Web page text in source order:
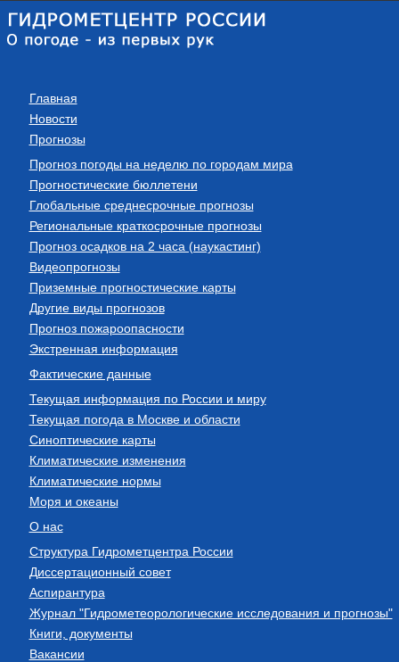
Главная
Новости
Прогнозы
Прогноз погоды на неделю по городам мира
Прогностические бюллетени
Глобальные среднесрочные прогнозы
Региональные краткосрочные прогнозы
Прогноз осадков на 2 часа (наукастинг)
Видеопрогнозы
Приземные прогностические карты
Другие виды прогнозов
Прогноз пожароопасности
Экстренная информация
Фактические данные
Текущая информация по России и миру
Текущая погода в Москве и области
Синоптические карты
Климатические изменения
Климатические нормы
Моря и океаны
О нас
Структура Гидрометцентра России
Диссертационный совет
Аспирантура
Журнал "Гидрометеорологические исследования и прогнозы"
Книги, документы
Вакансии